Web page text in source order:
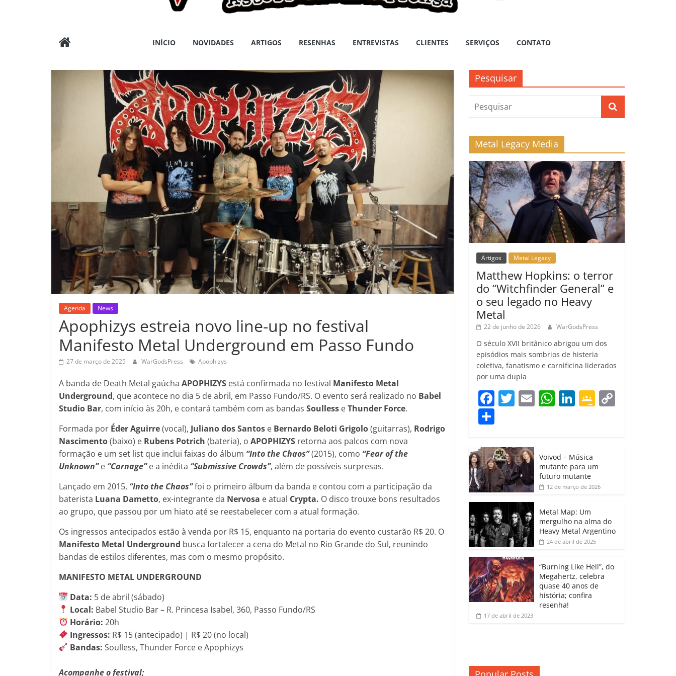
Wargods
Press
INÍCIO NOVIDADES ARTIGOS RESENHAS ENTREVISTAS CLIENTES SERVIÇOS CONTATO
Agenda News
Apophizys estreia novo line-up no festival
Manifesto Metal Underground em Passo Fundo
27 de março de 2025 WarGodsPress Apophizys
A banda de Death Metal gaúcha APOPHIZYS está confirmada no festival Manifesto Metal
Underground, que acontece no dia 5 de abril, em Passo Fundo/RS. O evento será realizado no Babel
Studio Bar, com início às 20h, e contará também com as bandas Soulless eThunder Force.
Formada por Éder Aguirre(vocal), Juliano dos Santos e Bernardo Beloti Grigolo(guitarras), Rodrigo
Nascimento(baixo) e Rubens Potrich (bateria), o APOPHIZYS retorna aos palcos com nova
formação e um set list que inclui faixas do álbum “Into the Chaos”(2015), como “Fear of the
Unknown”e “Carnage”e a inédita “Submissive Crowds”, além de possíveis surpresas.
Lançado em 2015, “Into the Chaos”foi o primeiro álbum da banda e contou com a participação da
baterista Luana Dametto, ex-integrante da Nervosa e atual Crypta. O disco trouxe bons resultados
ao grupo, que passou por um hiato até se reestabelecer com a atual formação.
Os ingressos antecipados estão à venda por R$ 15, enquanto na portaria do evento custarão R$ 20. O
Manifesto Metal Underground busca fortalecer a cena do Metal no Rio Grande do Sul, reunindo
bandas de estilos diferentes, mas com o mesmo propósito.
MANIFESTO METAL UNDERGROUND
Data: 5 de abril (sábado)
Local: Babel Studio Bar – R. Princesa Isabel, 360, Passo Fundo/RS
Horário: 20h
Ingressos: R$ 15 (antecipado) | R$ 20 (no local)
Bandas: Soulless, Thunder Force e Apophizys
Acompanhe o festival;
Pesquisar
Metal Legacy Media
Artigos Metal Legacy
Matthew Hopkins: o terror
do “Witchfinder General” e
o seu legado no Heavy
Metal
22 de junho de 2026 WarGodsPress
O século XVII britânico abrigou um dos
episódios mais sombrios de histeria
coletiva, fanatismo e carnificina liderados
por uma dupla
F
e
b
o
o
k
T
er
E W
A
p
p
Li
dI
n
G
e
a
ro
o
m
m
p
ar
til
h
ar
Voivod – Música
mutante para um
futuro mutante
12 de março de 2026
Metal Map: Um
mergulho na alma do
Heavy Metal Argentino
24 de abril de 2025
“Burning Like Hell”, do
Megahertz, celebra
quase 40 anos de
história; confira
resenha!
17 de abril de 2023